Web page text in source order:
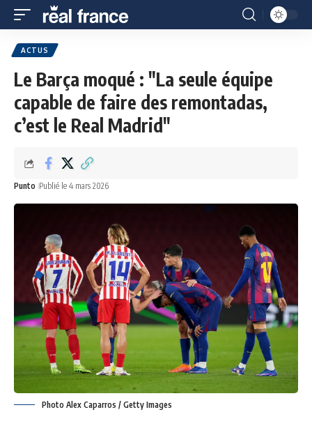
ACTUS
Le Barça moqué : "La seule équipe
capable de faire des remontadas,
c’est le Real Madrid"
Punto Publié le 4 mars 2026
Photo Alex Caparros / Getty Images